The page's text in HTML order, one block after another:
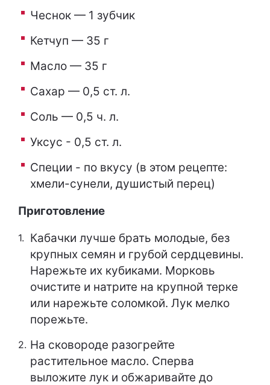
Чеснок — 1 зубчик
Кетчуп — 35 г
Масло — 35 г
Сахар — 0,5 ст. л.
Соль — 0,5 ч. л.
Уксус - 0,5 ст. л.
Специи - по вкусу (в этом рецепте:
хмели-сунели, душистый перец)
Приготовление
Кабачки лучше брать молодые, без
крупных семян и грубой сердцевины.
Нарежьте их кубиками. Морковь
очистите и натрите на крупной терке
или нарежьте соломкой. Лук мелко
порежьте.
На сковороде разогрейте
растительное масло. Сперва
выложите лук и обжаривайте до